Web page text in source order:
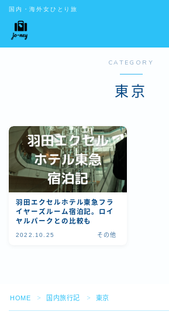
国内・海外女ひとり旅
デモプリセット記事 Part01
デモプリセット記事 Part03
デモプリセット記事 Part07
トップ
はじめての方はこちら
プライバシーポリシー
利用規約／特定商取引法に基づく表記
有料記事の決済完了ページ
特定商取引法に基づく表記
CATEGORY
東京
羽田エクセルホテル東急フラ
イヤーズルーム宿泊記。ロイ
ヤルパークとの比較も
2022.10.25 その他
HOME ＞ 国内旅行記 ＞ 東京